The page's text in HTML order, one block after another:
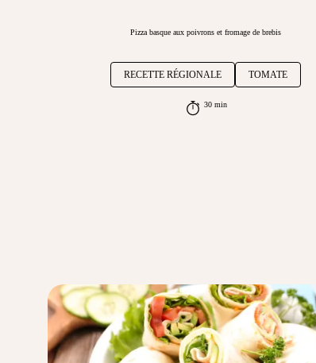
Pizza basque aux poivrons et fromage de brebis
RECETTE RÉGIONALE TOMATE
30 min